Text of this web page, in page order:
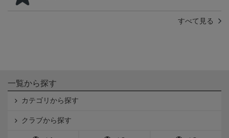
すべて見る
一覧から探す
カテゴリから探す
クラブから探す